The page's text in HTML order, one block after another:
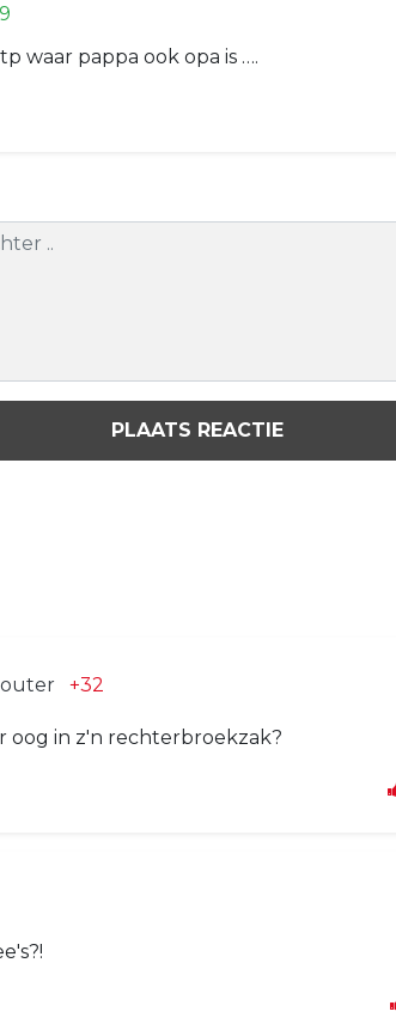
waar pappa ook opa is ….
PLAATS REACTIE
+32
oog in z'n rechterbroekzak?